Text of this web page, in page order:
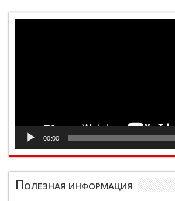
00:00
Полезная информация